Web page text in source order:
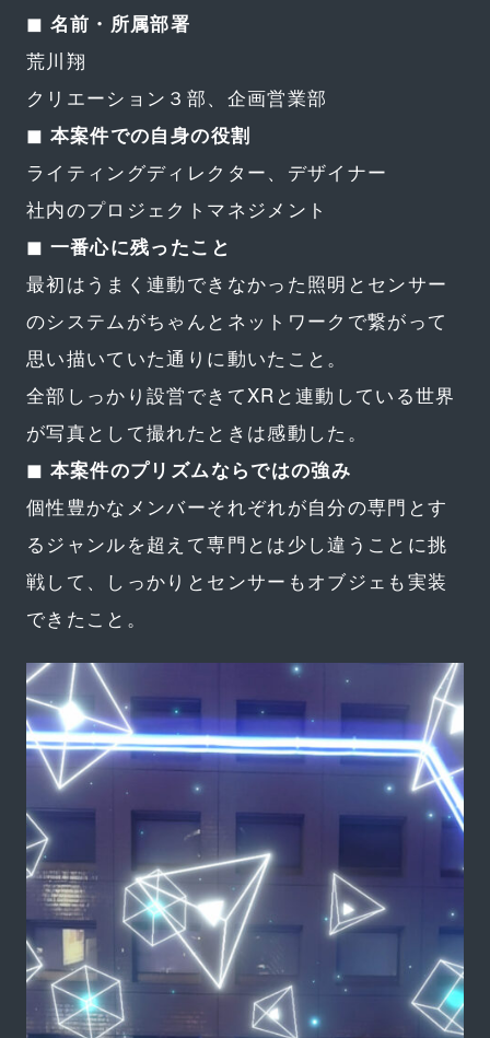
◼︎ 名前・所属部署
荒川翔
クリエーション３部、企画営業部
◼︎ 本案件での自身の役割
ライティングディレクター、デザイナー
社内のプロジェクトマネジメント
◼︎ 一番心に残ったこと
最初はうまく連動できなかった照明とセンサー
のシステムがちゃんとネットワークで繋がって
思い描いていた通りに動いたこと。
全部しっかり設営できてXRと連動している世界
が写真として撮れたときは感動した。
◼︎ 本案件のプリズムならではの強み
個性豊かなメンバーそれぞれが自分の専門とす
るジャンルを超えて専門とは少し違うことに挑
戦して、しっかりとセンサーもオブジェも実装
できたこと。